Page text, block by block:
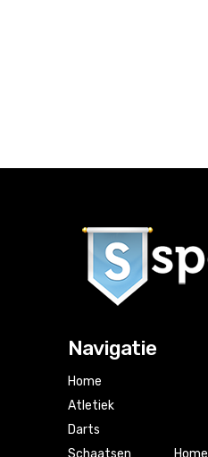
Navigatie
Home
Atletiek
Darts
Schaatsen
Home